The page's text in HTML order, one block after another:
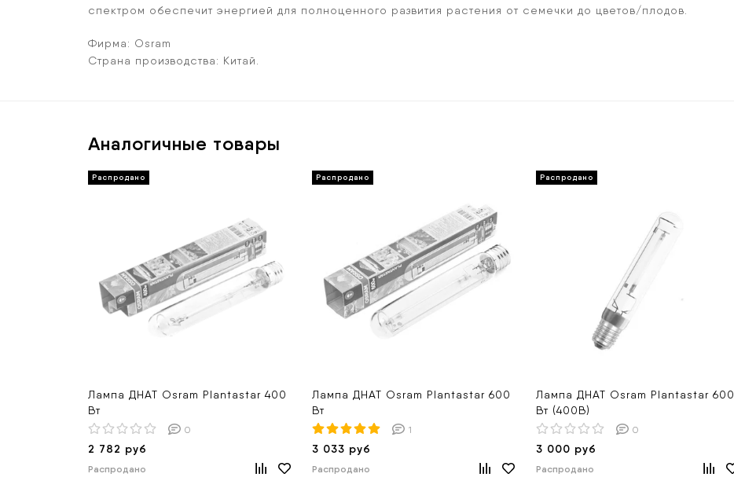
спектром обеспечит энергией для полноценного развития растения от семечки до цветов/плодов.
Фирма: Osram
Страна производства: Китай.
Аналогичные товары
Лампа ДНАТ Osram Plantastar 400
Вт
0
2 782 руб
Распродано
Лампа ДНАТ Osram Plantastar 600
Вт
1
3 033 руб
Распродано
Лампа ДНАТ Osram Plantastar 600
Вт (400В)
0
3 000 руб
Распродано